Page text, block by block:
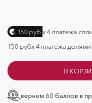
150 руб х 4 платежа
150 рубх 4 платежа долями
В
вернем 60 баллов в